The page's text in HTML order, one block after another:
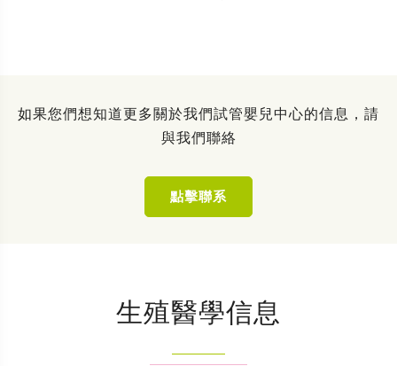
如果您們想知道更多關於我們試管嬰兒中心的信息，請
與我們聯絡
點擊聯系
生殖醫學信息